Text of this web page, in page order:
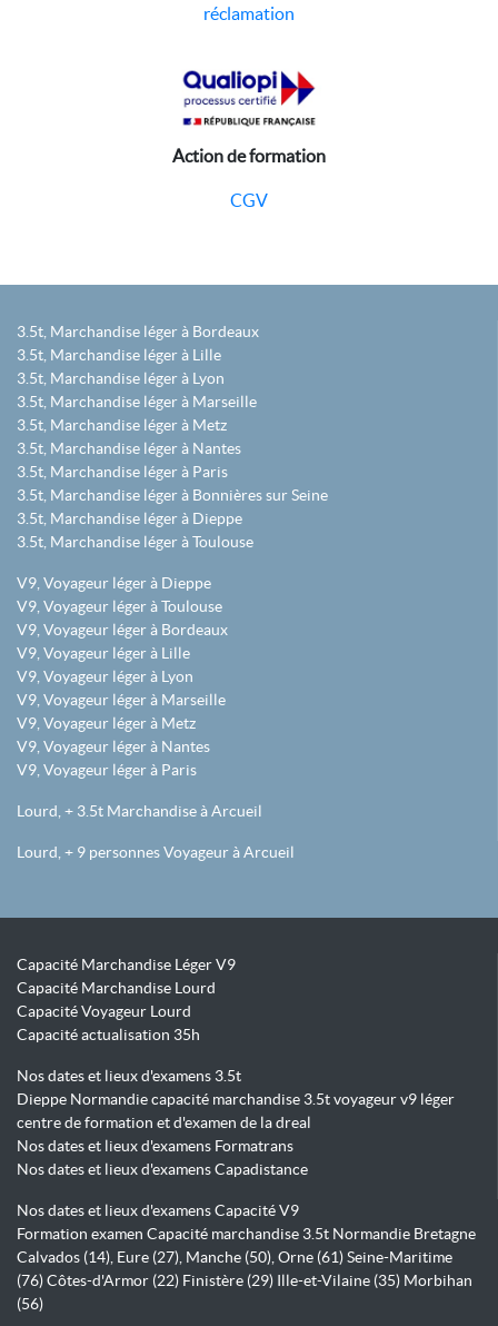
réclamation
Action de formation
CGV
3.5t, Marchandise léger à Bordeaux
3.5t, Marchandise léger à Lille
3.5t, Marchandise léger à Lyon
3.5t, Marchandise léger à Marseille
3.5t, Marchandise léger à Metz
3.5t, Marchandise léger à Nantes
3.5t, Marchandise léger à Paris
3.5t, Marchandise léger à Bonnières sur Seine
3.5t, Marchandise léger à Dieppe
3.5t, Marchandise léger à Toulouse
V9, Voyageur léger à Dieppe
V9, Voyageur léger à Toulouse
V9, Voyageur léger à Bordeaux
V9, Voyageur léger à Lille
V9, Voyageur léger à Lyon
V9, Voyageur léger à Marseille
V9, Voyageur léger à Metz
V9, Voyageur léger à Nantes
V9, Voyageur léger à Paris
Lourd, + 3.5t Marchandise à Arcueil
Lourd, + 9 personnes Voyageur à Arcueil
Capacité Marchandise Léger V9
Capacité Marchandise Lourd
Capacité Voyageur Lourd
Capacité actualisation 35h
Nos dates et lieux d'examens 3.5t
Dieppe Normandie capacité marchandise 3.5t voyageur v9 léger
centre de formation et d'examen de la dreal
Nos dates et lieux d'examens Formatrans
Nos dates et lieux d'examens Capadistance
Nos dates et lieux d'examens Capacité V9
Formation examen Capacité marchandise 3.5t Normandie Bretagne
Calvados (14), Eure (27), Manche (50), Orne (61) Seine-Maritime
(76) Côtes-d'Armor (22) Finistère (29) Ille-et-Vilaine (35) Morbihan
(56)